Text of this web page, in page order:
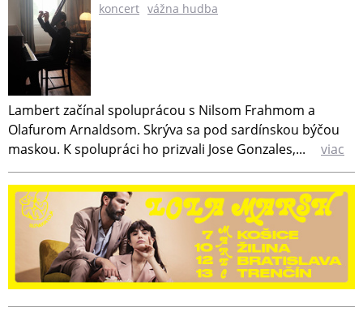
koncert vážna hudba
Lambert začínal spoluprácou s Nilsom Frahmom a
Olafurom Arnaldsom. Skrýva sa pod sardínskou býčou
maskou. K spolupráci ho prizvali Jose Gonzales,...
viac